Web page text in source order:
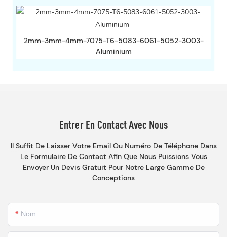
2mm-3mm-4mm-7075-T6-5083-6061-5052-3003-
Aluminium
Entrer En Contact Avec Nous
Il Suffit De Laisser Votre Email Ou Numéro De Téléphone Dans
Le Formulaire De Contact Afin Que Nous Puissions Vous
Envoyer Un Devis Gratuit Pour Notre Large Gamme De
Conceptions
Nom